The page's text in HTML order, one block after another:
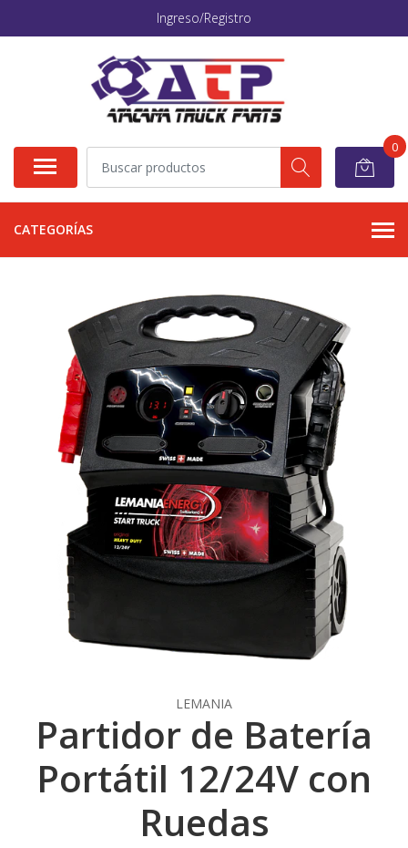
Ingreso/Registro
0
CATEGORÍAS
LEMANIA
Partidor de Batería
Portátil 12/24V con
Ruedas